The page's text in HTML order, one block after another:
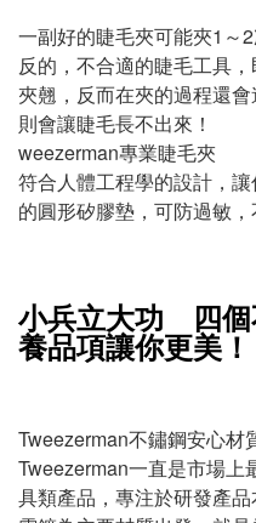
一副好的睫毛夾可能夾1～
反的，不合適的睫毛工具
夾翹，反而在夾的過程還
則會讓睫毛長不出來！
weezerman專業睫毛夾
符合人體工程學的設計，
的圓形矽膠墊，可防過敏，
小兵立大功 四個
養品項讓你更美！
Tweezerman不鏽鋼安心材
Tweezerman一直是市場
具類產品，專注於研發產品